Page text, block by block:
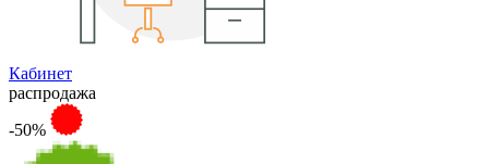
Кабинет
распродажа
-50%